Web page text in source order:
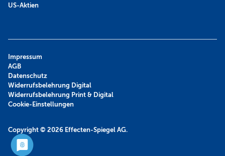
US-Aktien
Copyright © 2026 Effecten-Spiegel AG.
Impressum
AGB
Datenschutz
Widerrufsbelehrung Digital
Widerrufsbelehrung Print & Digital
Cookie-Einstellungen